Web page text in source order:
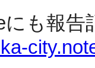
にも報